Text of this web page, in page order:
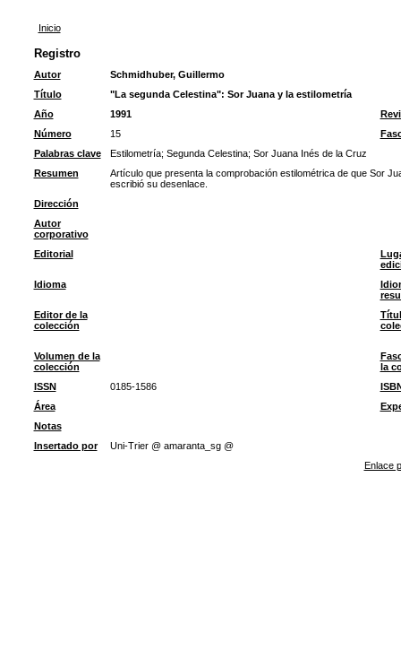
Inicio
Registro
Autor
Schmidhuber, Guillermo
Título
"La segunda Celestina": Sor Juana y la estilometría
Año
1991
Número
15
Palabras clave
Estilometría; Segunda Celestina; Sor Juana Inés de la Cruz
Resumen
Artículo que presenta la comprobación estilométrica de que Sor
escribió su desenlace.
Dirección
Autor
corporativo
Editorial
Idioma
Editor de la
colección
Volumen de la
colección
la
ISSN
0185-1586
Área
Notas
Insertado por
Uni-Trier @ amaranta_sg @
Enlace